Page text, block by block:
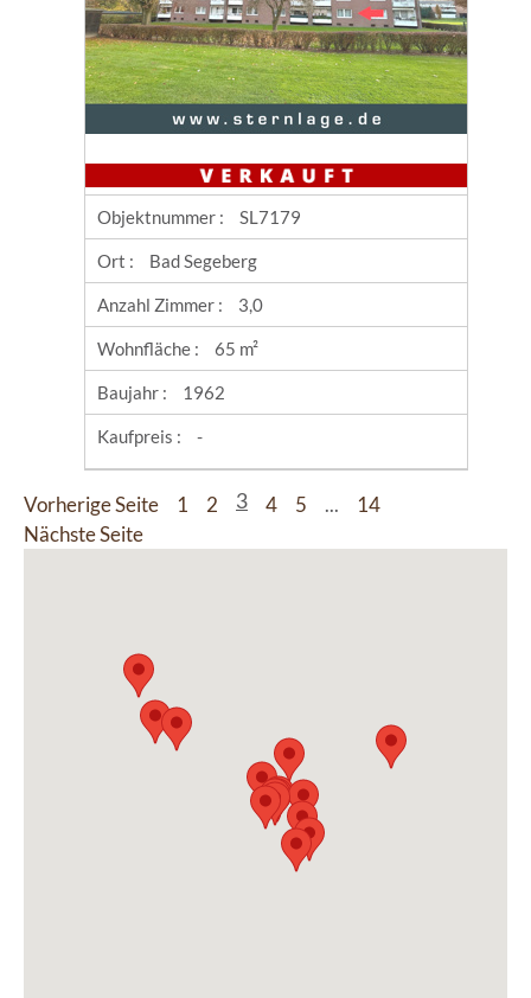
Objektnummer : SL7179
Ort : Bad Segeberg
Anzahl Zimmer : 3,0
Wohnfläche : 65 m²
Baujahr : 1962
Kaufpreis : -
Vorherige Seite 1 2 3 4 5 ...
14
Nächste Seite